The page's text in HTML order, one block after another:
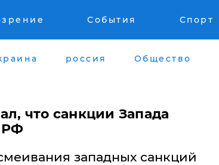
События Спорт
россия Общество
что санкции Запада
РФ
западных санкций